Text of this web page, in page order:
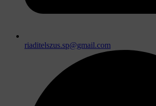
riaditelszus.sp@gmail.com